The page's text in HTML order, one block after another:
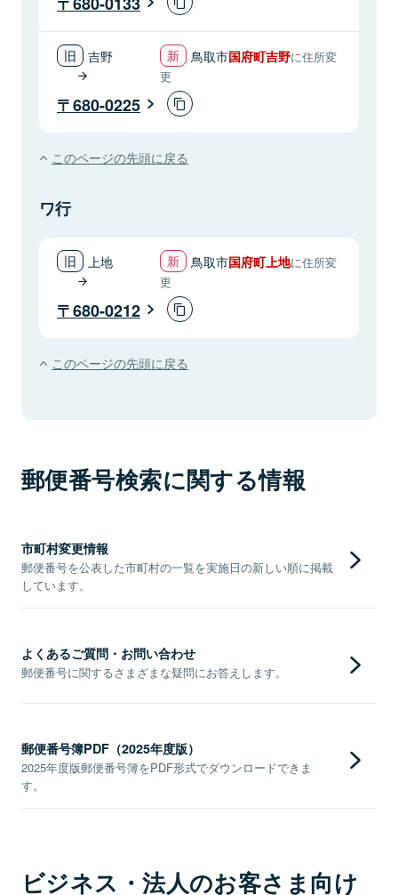
吉野 鳥取市国府町吉野に住所変
更
680-0225
このページの先頭に戻る
ワ行
上地 鳥取市国府町上地に住所変
更
680-0212
このページの先頭に戻る
郵便番号検索に関する情報
市町村変更情報
郵便番号を公表した市町村の一覧を実施日の新しい順に掲載
しています。
よくあるご質問・お問い合わせ
郵便番号に関するさまざまな疑問にお答えします。
郵便番号簿PDF（2025年度版）
2025年度版郵便番号簿をPDF形式でダウンロードできま
す。
ビジネス・法人のお客さま向け